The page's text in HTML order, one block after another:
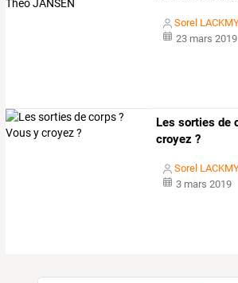
Sorel
23 mars 2019
Les sorties de
croyez ?
Sorel
3 mars 2019